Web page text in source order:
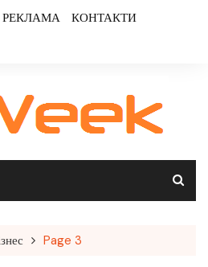
РЕКЛАМА КОНТАКТИ
Page 3